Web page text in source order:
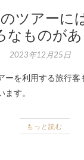
ツアーに
なものがあ
2023年12月25日
ーを利用する旅行客
ます。
もっと読む